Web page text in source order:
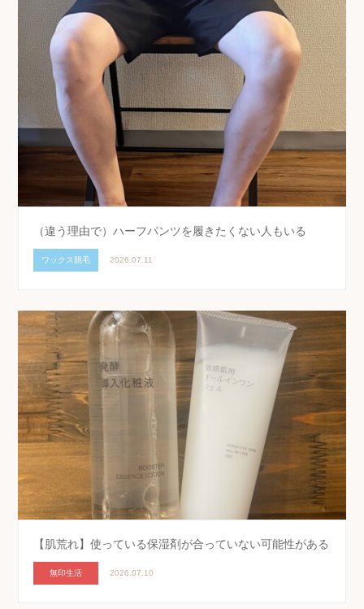
（違う理由で）ハーフパンツを履きたくない人もいる
ワックス脱毛 2026.07.11
【肌荒れ】使っている保湿剤が合っていない可能性がある
無印生活 2026.07.10